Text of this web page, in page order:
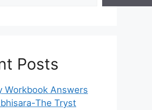
Posts
Workbook Answers
The Tryst